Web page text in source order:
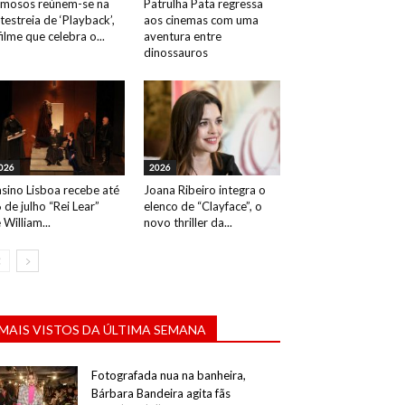
reúnem-se na
de ‘Playback’,
que celebra o...
Patrulha Pata regressa
aos cinemas com uma
aventura entre
dinossauros
Lisboa recebe até
de julho “Rei Lear”
William...
2026
Joana Ribeiro integra o
elenco de “Clayface”, o
novo thriller da...
VISTOS DA ÚLTIMA SEMANA
Fotografada nua na banheira,
Bárbara Bandeira agita fãs